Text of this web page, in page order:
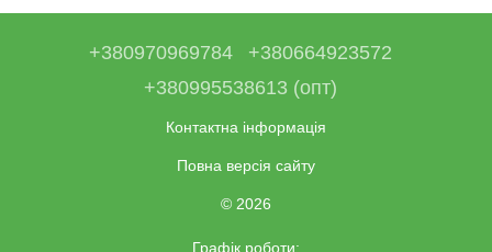
+380970969784
+380664923572
+380995538613 (опт)
Контактна інформація
Повна версія сайту
© 2026
Графік роботи: